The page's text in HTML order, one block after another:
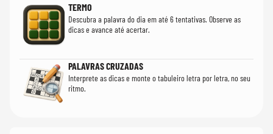
TERMO
Descubra a palavra do dia em até 6 tentativas. Observe as
dicas e avance até acertar.
PALAVRAS CRUZADAS
Interprete as dicas e monte o tabuleiro letra por letra, no seu
ritmo.